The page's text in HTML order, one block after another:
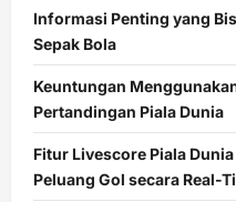
Informasi Penting yang
Sepak Bola
Keuntungan
Pertandingan Piala Dunia
Fitur Livescore Piala
Peluang Gol secara Real-